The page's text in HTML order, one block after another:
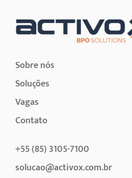
Sobre nós
Soluções
Vagas
Contato
+55 (85) 3105-7100
solucao@activox.com.br